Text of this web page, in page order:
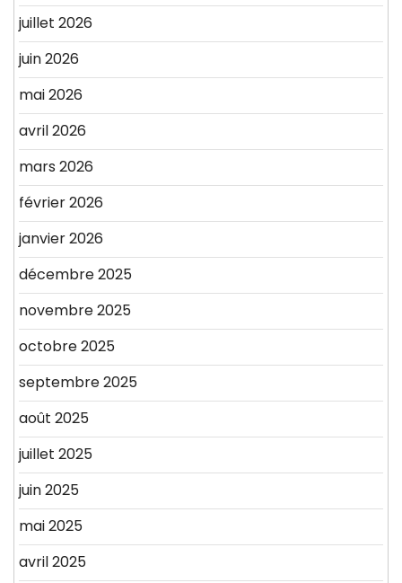
juillet 2026
juin 2026
mai 2026
avril 2026
mars 2026
février 2026
janvier 2026
décembre 2025
novembre 2025
octobre 2025
septembre 2025
août 2025
juillet 2025
juin 2025
mai 2025
avril 2025